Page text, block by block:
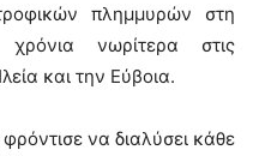
πλημμυρών στη
νωρίτερα στις
και την Εύβοια.
να διαλύσει κάθε